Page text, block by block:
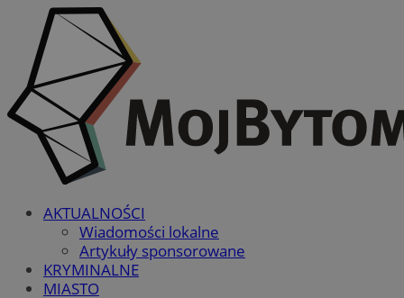
AKTUALNOŚCI
Wiadomości lokalne
Artykuły sponsorowane
KRYMINALNE
MIASTO